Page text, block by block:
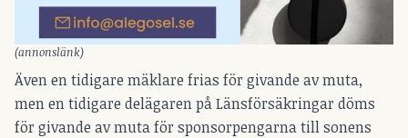
(annonslänk)
Även en tidigare mäklare frias för givande av muta,
men en tidigare delägaren på Länsförsäkringar döms
för givande av muta för sponsorpengarna till sonens